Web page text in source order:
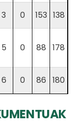
3 0 153 138
5 0 88 178
6 0 86 180